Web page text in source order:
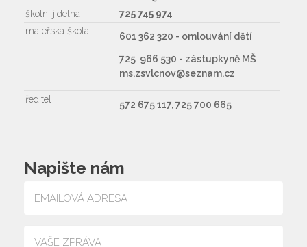
školní jídelna
725 745 974
mateřská škola
601 362 320 - omlouvání dětí
725 966 530 - zástupkyně MŠ
ms.zsvlcnov@seznam.cz
ředitel 572 675 117, 725 700 665
Napište nám